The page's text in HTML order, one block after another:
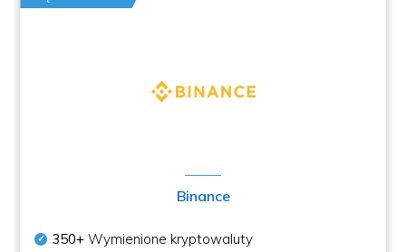
Binance
350+ Wymienione kryptowaluty